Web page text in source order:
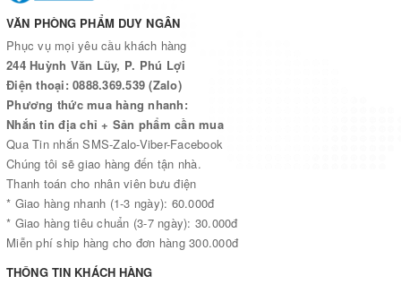
VĂN PHÒNG PHẨM DUY NGÂN
Phục vụ mọi yêu cầu khách hàng
244 Huỳnh Văn Lũy, P. Phú Lợi
Điện thoại: 0888.369.539 (Zalo)
Phương thức mua hàng nhanh:
Nhắn tin địa chỉ + Sản phẩm cần mua
Qua Tin nhắn SMS-Zalo-Viber-Facebook
Chúng tôi sẽ giao hàng đến tận nhà.
Thanh toán cho nhân viên bưu điện
* Giao hàng nhanh (1-3 ngày): 60.000đ
* Giao hàng tiêu chuẩn (3-7 ngày): 30.000đ
Miễn phí ship hàng cho đơn hàng 300.000đ
THÔNG TIN KHÁCH HÀNG